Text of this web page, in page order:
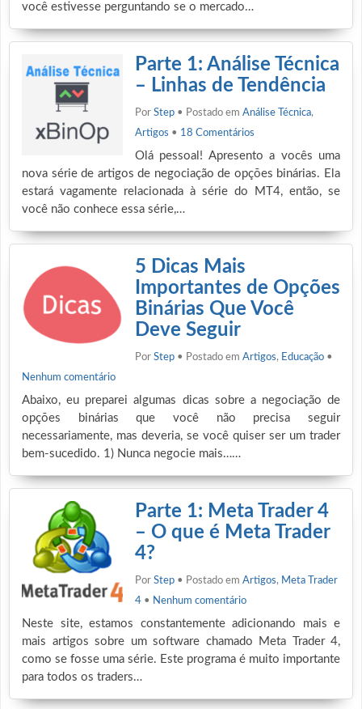
você estivesse perguntando se o mercado…
Parte 1: Análise Técnica
– Linhas de Tendência
Por Step • Postado em Análise Técnica,
Artigos • 18 Comentários
Olá pessoal! Apresento a vocês uma
nova série de artigos de negociação de opções binárias. Ela
estará vagamente relacionada à série do MT4, então, se
você não conhece essa série,…
5 Dicas Mais
Importantes de Opções
Binárias Que Você
Deve Seguir
Por Step • Postado em Artigos, Educação •
Nenhum comentário
Abaixo, eu preparei algumas dicas sobre a negociação de
opções binárias que você não precisa seguir
necessariamente, mas deveria, se você quiser ser um trader
bem-sucedido. 1) Nunca negocie mais……
Parte 1: Meta Trader 4
– O que é Meta Trader
4?
Por Step • Postado em Artigos, Meta Trader
4 • Nenhum comentário
Neste site, estamos constantemente adicionando mais e
mais artigos sobre um software chamado Meta Trader 4,
como se fosse uma série. Este programa é muito importante
para todos os traders…